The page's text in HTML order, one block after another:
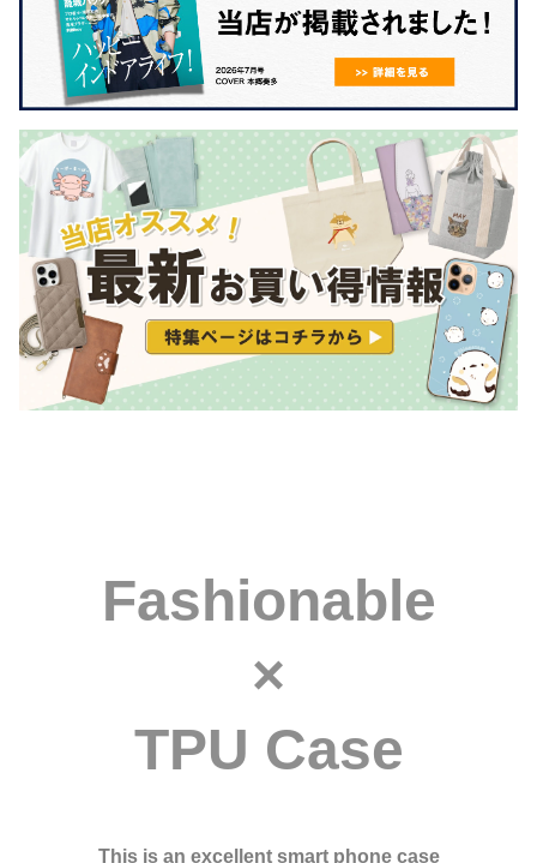
Fashionable
×
TPU Case
This is an excellent smart phone case